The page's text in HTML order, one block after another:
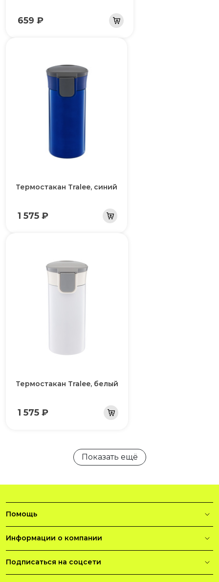
659 ₽
Термостакан Tralee, синий
1 575 ₽
Термостакан Tralee, белый
1 575 ₽
Показать ещё
Помощь
Информации о компании
Подписаться на соцсети